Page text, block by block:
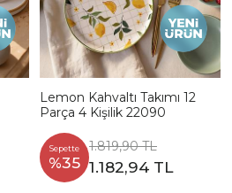
Lemon Kahvaltı Takımı 12
Parça 4 Kişilik 22090
Sepette
%35
1.819,90 TL
1.182,94 TL